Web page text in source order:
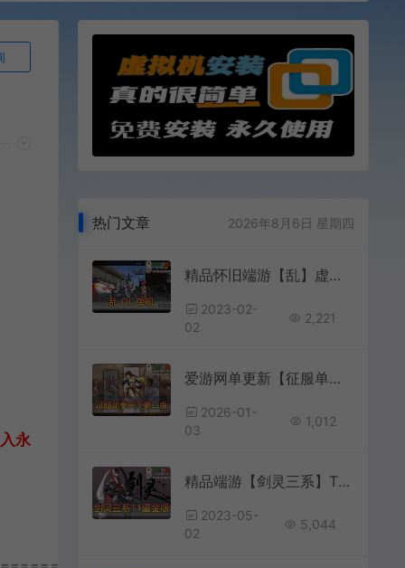
永
热门文章 2026年8月6日 星期四
精品怀旧端游【乱】虚拟机一键端视频安装教程GM命令可刷装备道具
2023-02-
02
2,221
爱游网单更新【征服单机版】最新整理第2版7.5龙拳天下内置GM购物功能 后台点数钻石修改教学 高清大屏 亲测视频安装教学 免虚拟机一键端
2026-01-
03
1,012
精品端游【剑灵三系】T1鎏金微变版全武器幻化无CD武器切割宝石（原价值158可乐5.0版本）
2023-05-
02
5,044